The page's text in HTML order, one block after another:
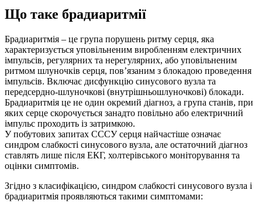
Що таке брадиаритмії
Брадиаритмія – це група порушень ритму серця, яка
характеризується уповільненим виробленням електричних
імпульсів, регулярних та нерегулярних, або уповільненим
ритмом шлуночків серця, пов’язаним з блокадою проведення
імпульсів. Включає дисфункцію синусового вузла та
передсердно-шлуночкові (внутрішньошлуночкові) блокади.
Брадиаритмія це не один окремий діагноз, а група станів, при
яких серце скорочується занадто повільно або електричний
імпульс проходить із затримкою.
У побутових запитах СССУ серця найчастіше означає
синдром слабкості синусового вузла, але остаточний діагноз
ставлять лише після ЕКГ, холтерівського моніторування та
оцінки симптомів.
Згідно з класифікацією, синдром слабкості синусового вузла і
брадиаритмія проявляються такими симптомами: